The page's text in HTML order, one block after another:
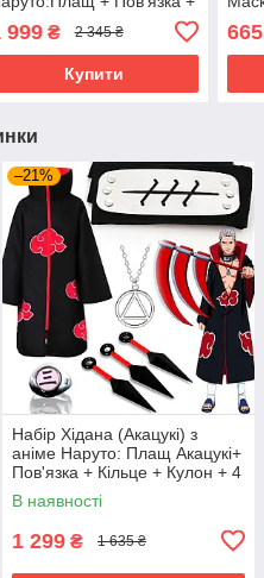
+ Кулон +
+ Сюрікен
999₴ 2 345 ₴
Купити
665
–21%
Набір Хідана (Акацукі) з
аніме Наруто: Плащ Акацукі+
Пов'язка + Кільце + Кулон + 4
Куная
В наявності
1 299 ₴ 1 635 ₴